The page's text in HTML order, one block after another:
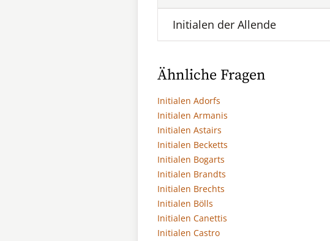
Initialen der Allende
Ähnliche Fragen
Initialen Adorfs
Initialen Armanis
Initialen Astairs
Initialen Becketts
Initialen Bogarts
Initialen Brandts
Initialen Brechts
Initialen Bölls
Initialen Canettis
Initialen Castro